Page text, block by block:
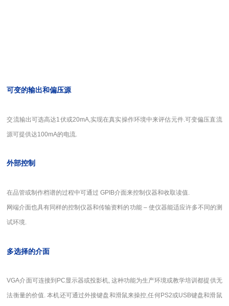
可变的输出和偏压源
交流输出可选高达1伏或20mA,实现在真实操作环境中来评估元件.可变偏压直流
源可提供达100mA的电流.
外部控制
在品管或制作档谱的过程中可通过 GPIB介面来控制仪器和收取读值.
网端介面也具有同样的控制仪器和传输资料的功能 – 使仪器能适应许多不同的测
试环境.
多选择的介面
VGA介面可连接到PC显示器或投影机, 这种功能为生产环境或教学培训都提供无
法衡量的价值. 本机还可通过外接键盘和滑鼠来操控,任何PS2或USB键盘和滑鼠